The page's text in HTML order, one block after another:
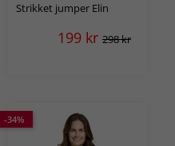
Strikket jumper Elin
199 kr 298 kr
-34%